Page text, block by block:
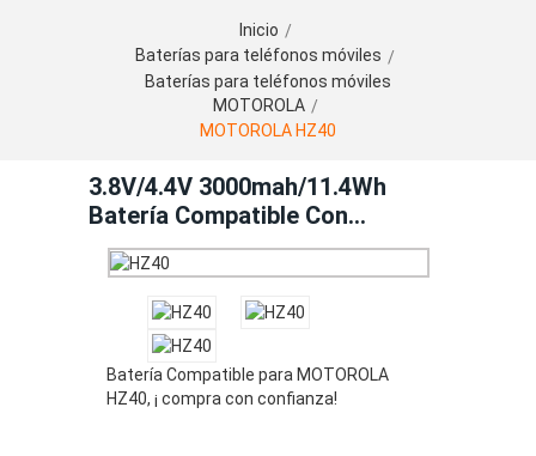
Inicio
Baterías para teléfonos móviles
Baterías para teléfonos móviles
MOTOROLA
MOTOROLA HZ40
3.8V/4.4V 3000mah/11.4Wh
Batería Compatible Con
MOTOROLA HZ40
Batería Compatible para MOTOROLA
HZ40, ¡ compra con confianza!